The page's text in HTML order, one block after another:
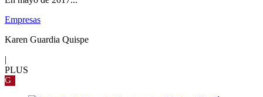
Empresas
Karen Guardia Quispe
|
PLUS
G